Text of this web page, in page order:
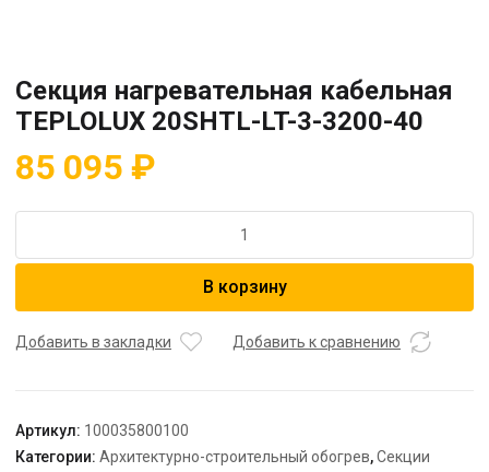
Секция нагревательная кабельная
TEPLOLUX 20SHTL-LT-3-3200-40
85 095 ₽
Секция
TEPLOLUX
3200-
40
В корзину
Добавить в закладки Добавить к сравнению
Артикул: 100035800100
Категории: Архитектурно-строительный обогрев,Секции